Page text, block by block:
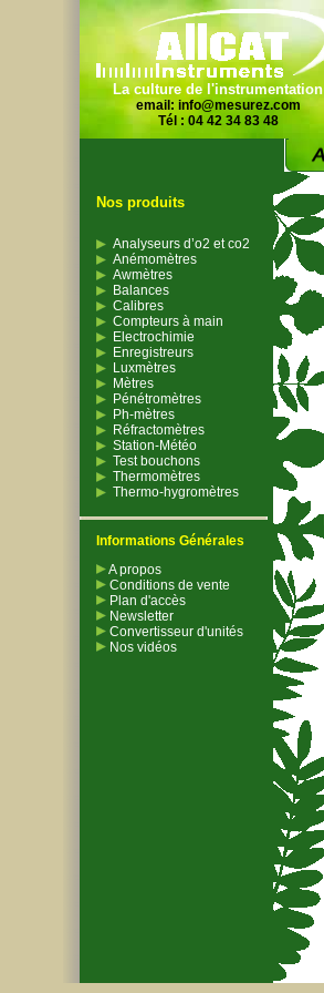
La culture de l'instrumentation
email: info@mesurez.com
Tél : 04 42 34 83 48
Nos produits
Analyseurs d’o2 et co2
Anémomètres
Awmètres
Balances
Calibres
Compteurs à main
Electrochimie
Enregistreurs
Luxmètres
Mètres
Pénétromètres
Ph-mètres
Réfractomètres
Station-Météo
Test bouchons
Thermomètres
Thermo-hygromètres
Informations Générales
A propos
Conditions de vente
Plan d'accès
Newsletter
Convertisseur d'unités
Nos vidéos